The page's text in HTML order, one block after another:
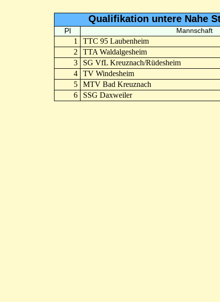
Qualifikation untere Nahe
Pl Mannschaft
1
TTC 95 Laubenheim
2
TTA Waldalgesheim
3
SG VfL Kreuznach/Rüdesheim
4
TV Windesheim
5
MTV Bad Kreuznach
6
SSG Daxweiler